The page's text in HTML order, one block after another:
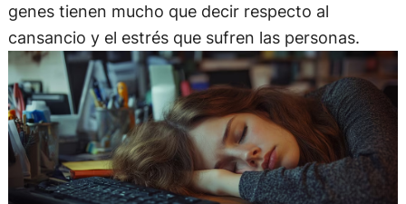
genes tienen mucho que decir respecto al
cansancio y el estrés que sufren las personas.